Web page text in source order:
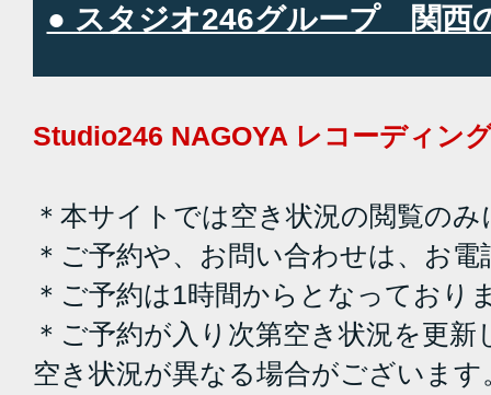
● スタジオ246グループ 関西
Studio246 NAGOYA レコーディン
＊本サイトでは空き状況の閲覧の
＊ご予約や、お問い合わせは、お
＊ご予約は1時間からとなっており
＊ご予約が入り次第空き状況を更
空き状況が異なる場合がございます